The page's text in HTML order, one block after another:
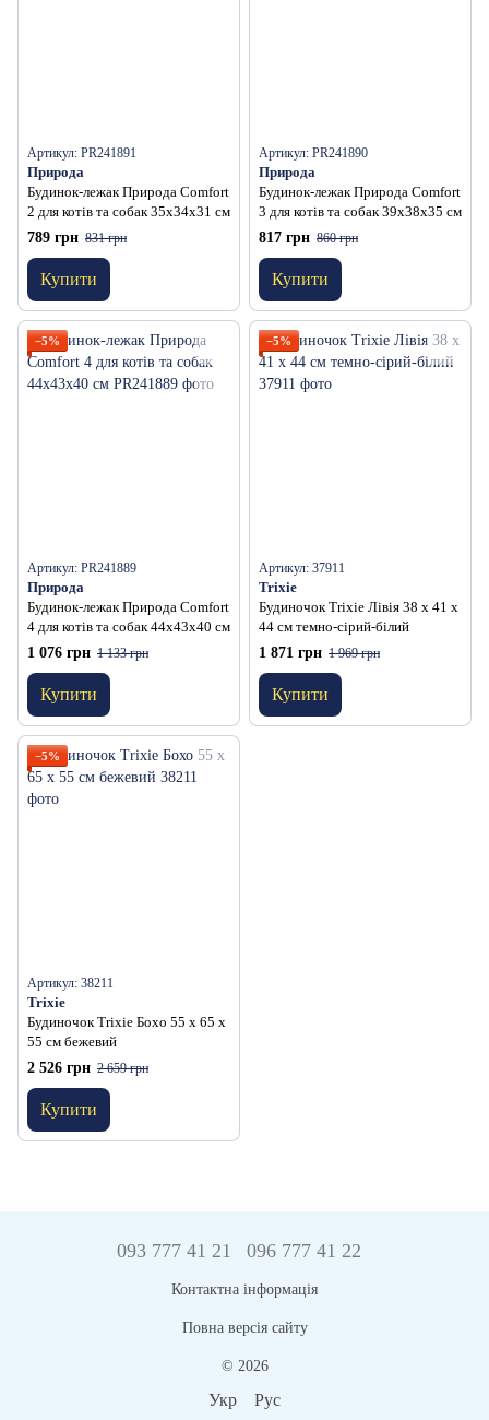
Артикул: PR241891
Природа
Будинок-лежак Природа Comfort
2 для котів та собак 35х34х31 см
789 грн 831 грн
Купити
Артикул: PR241890
Природа
Будинок-лежак Природа Comfort
3 для котів та собак 39х38х35 см
817 грн 860 грн
Купити
−5%
Артикул: PR241889
Природа
Будинок-лежак Природа Comfort
4 для котів та собак 44х43х40 см
1 076 грн 1 133 грн
Купити
−5%
Артикул: 37911
Trixie
Будиночок Trixie Лівія 38 х 41 х
44 см темно-сірий-білий
1 871 грн 1 969 грн
Купити
−5%
Артикул: 38211
Trixie
Будиночок Trixie Бохо 55 х 65 х
55 см бежевий
2 526 грн 2 659 грн
Купити
093 777 41 21 096 777 41 22
Контактна інформація
Повна версія сайту
© 2026
Укр Рус